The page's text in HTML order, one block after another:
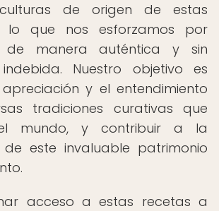
de origen de estas
lo que nos esforzamos por
de manera auténtica y sin
Nuestro objetivo es
y el entendimiento
tradiciones curativas que
mundo, y contribuir a la
de este invaluable patrimonio
acceso a estas recetas a